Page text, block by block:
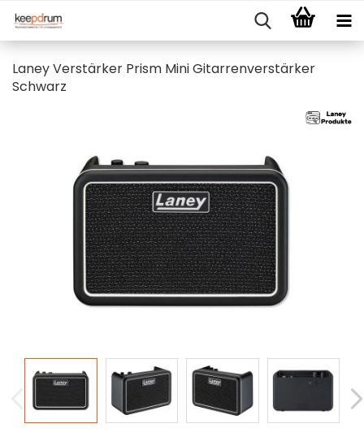
Laney Verstärker Prism Mini Gitarrenverstärker
Schwarz